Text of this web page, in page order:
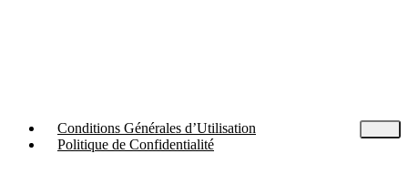
Conditions Générales d’Utilisation
Politique de Confidentialité